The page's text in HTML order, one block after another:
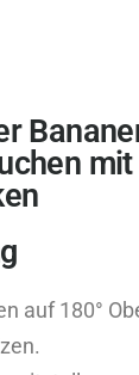
mit
auf 180°